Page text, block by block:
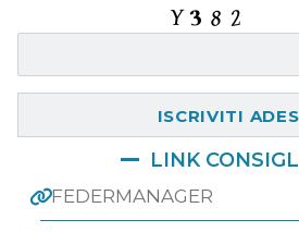
LINK
FEDERMANAGER